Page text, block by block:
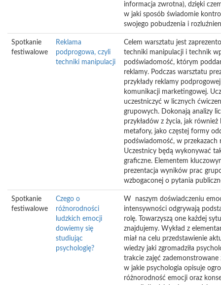
informacja zwrotna), dzięki
w jaki sposób świadomie
swojego pobudzenia i
Spotkanie
festiwalowe
Reklama
podprogowa, czyli
techniki manipulacji
Celem warsztatu jest
techniki manipulacji i technik
podświadomość, którym
reklamy. Podczas warsztatu
przykłady reklamy
komunikacji marketingowej.
uczestniczyć w licznych
grupowych. Dokonają analizy
przykładów z życia, jak
metafory, jako częstej formy
podświadomość, w przekazach
Uczestnicy będą wykonywać
graficzne. Elementem
prezentacja wyników prac
wzbogaconej o pytania
Spotkanie
festiwalowe
Czego o
różnorodności
ludzkich emocji
dowiemy się
studiując
psychologię?
W naszym doświadczeniu
intensywności odgrywają
rolę. Towarzyszą one każdej
znajdujemy. Wykład z
miał na celu przedstawienie
wiedzy jaki zgromadziła
trakcie zajęć zademonstrowane
w jakie psychologia opisuje
różnorodność emocji oraz